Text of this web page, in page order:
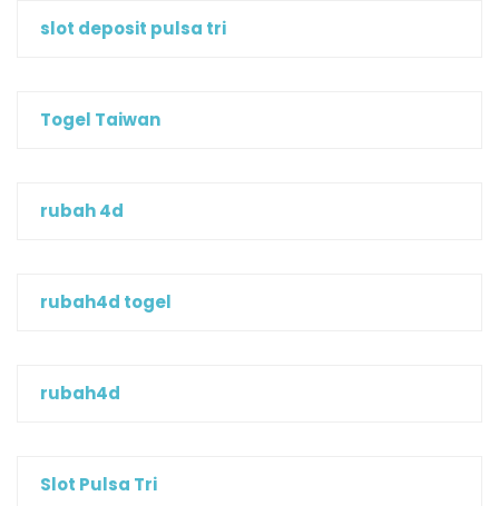
slot deposit pulsa tri
Togel Taiwan
rubah 4d
rubah4d togel
rubah4d
Slot Pulsa Tri